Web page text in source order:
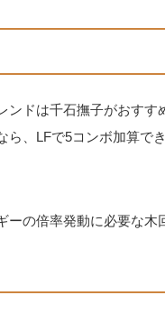
ドは千石撫子がおすす
ら、LFで5コンボ加算で
ーの倍率発動に必要な木